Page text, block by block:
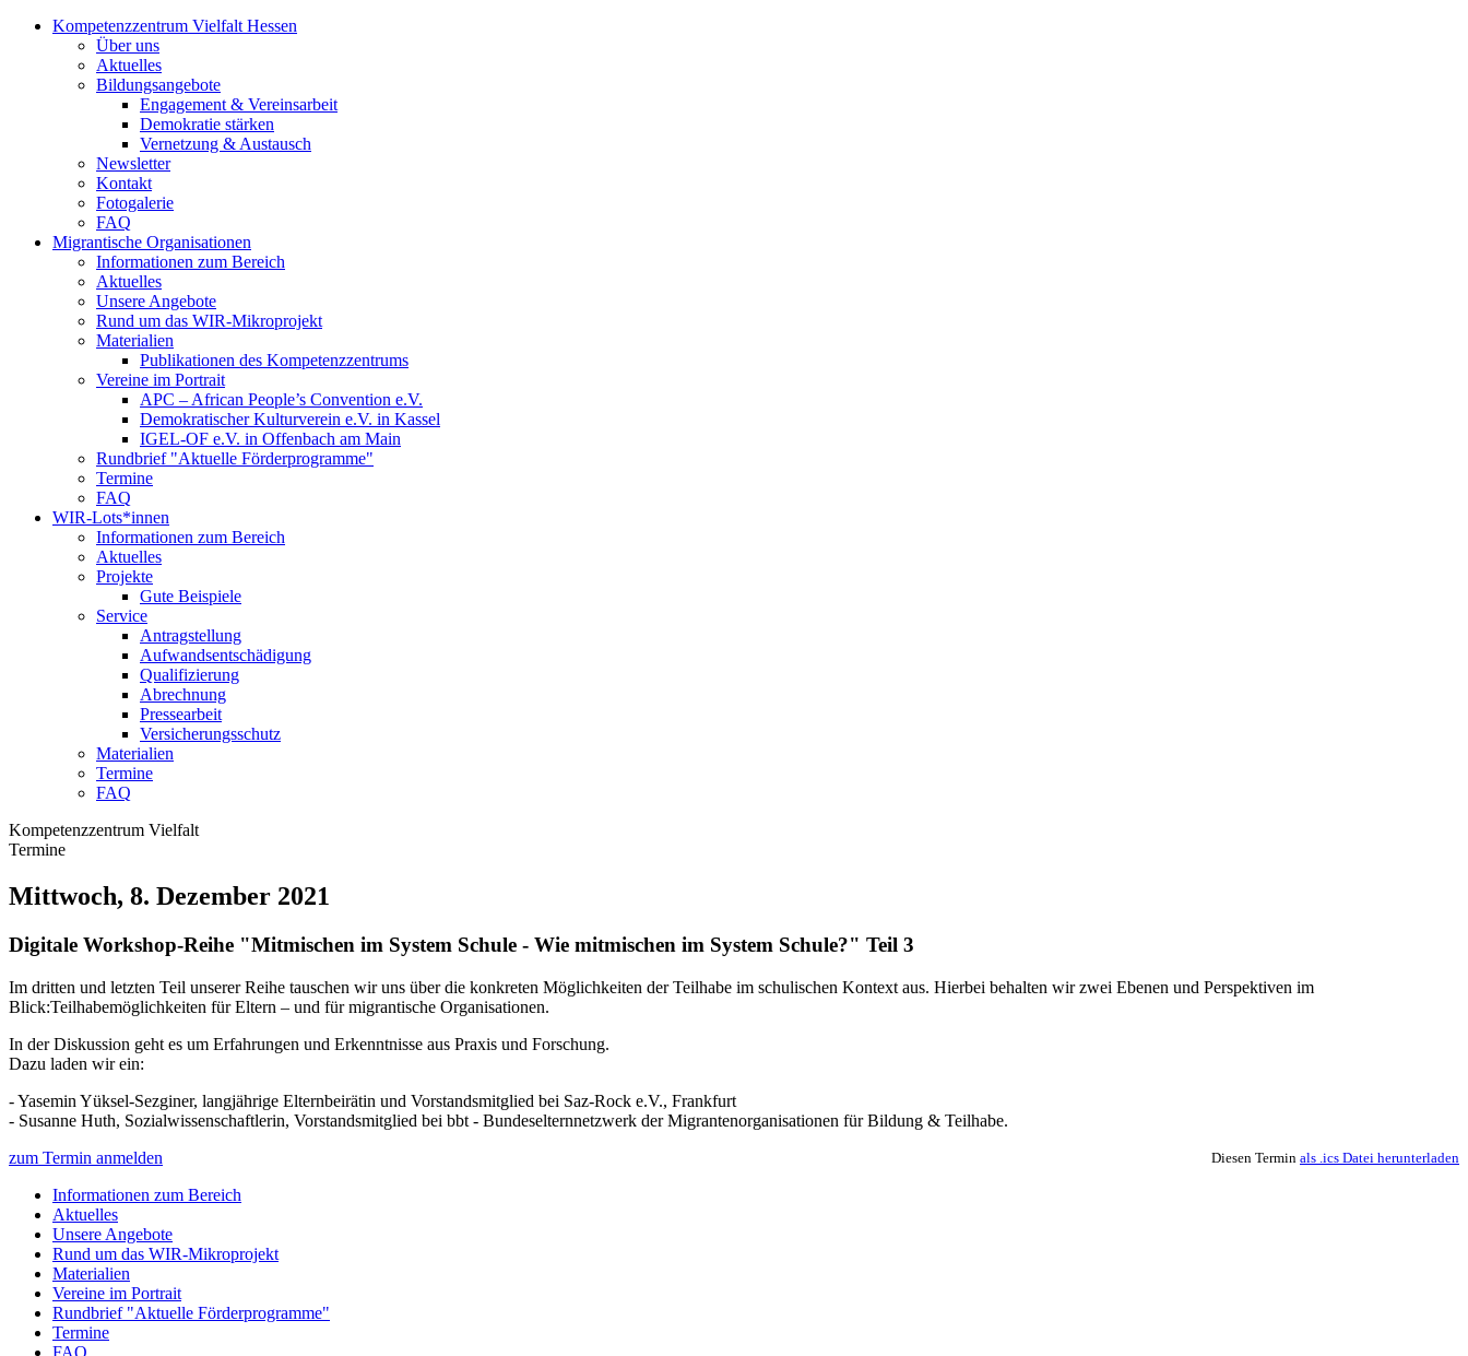
Kompetenzzentrum Vielfalt Hessen
Über uns
Aktuelles
Bildungsangebote
Engagement & Vereinsarbeit
Demokratie stärken
Vernetzung & Austausch
Newsletter
Kontakt
Fotogalerie
FAQ
Migrantische Organisationen
Informationen zum Bereich
Aktuelles
Unsere Angebote
Rund um das WIR-Mikroprojekt
Materialien
Publikationen des Kompetenzzentrums
Vereine im Portrait
APC – African People’s Convention e.V.
Demokratischer Kulturverein e.V. in Kassel
IGEL-OF e.V. in Offenbach am Main
Rundbrief "Aktuelle Förderprogramme"
Termine
FAQ
WIR-Lots*innen
Informationen zum Bereich
Aktuelles
Projekte
Gute Beispiele
Service
Antragstellung
Aufwandsentschädigung
Qualifizierung
Abrechnung
Pressearbeit
Versicherungsschutz
Materialien
Termine
FAQ
Kompetenzzentrum Vielfalt
Termine
Mittwoch, 8. Dezember 2021
Digitale Workshop-Reihe "Mitmischen im System Schule - Wie mitmischen im System Schule?" Teil 3
Im dritten und letzten Teil unserer Reihe tauschen wir uns über die konkreten Möglichkeiten der Teilhabe im schulischen Kontext aus. Hierbei behalten wir zwei Ebenen und Perspektiven im
Blick:Teilhabemöglichkeiten für Eltern – und für migrantische Organisationen.
In der Diskussion geht es um Erfahrungen und Erkenntnisse aus Praxis und Forschung.
Dazu laden wir ein:
- Yasemin Yüksel-Sezginer, langjährige Elternbeirätin und Vorstandsmitglied bei Saz-Rock e.V., Frankfurt
- Susanne Huth, Sozialwissenschaftlerin, Vorstandsmitglied bei bbt - Bundeselternnetzwerk der Migrantenorganisationen für Bildung & Teilhabe.
zum Termin anmelden
Diesen Termin als .ics Datei herunterladen
Informationen zum Bereich
Aktuelles
Unsere Angebote
Rund um das WIR-Mikroprojekt
Materialien
Vereine im Portrait
Rundbrief "Aktuelle Förderprogramme"
Termine
FAQ